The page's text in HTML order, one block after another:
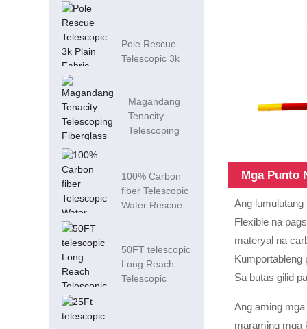
Pole Rescue
Telescopic 3k
Magandang
Tenacity
Telescoping
Tubig...
100% Carbon
fiber Telescopic
Water Rescue
50FT telescopic
Long Reach
Telescopic
Mga Punto
Ang
Flexible na
materyal na
Kumportableng
Sa butas gilid
Ang aming
maraming mga